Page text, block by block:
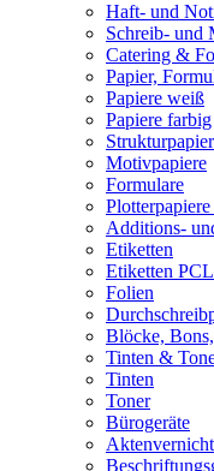
Haft- und
Schreib- und
Catering &
Papier,
Papiere weiß
Papiere farbig
Motivpapiere
Formulare
Additions-
Etiketten
Etiketten
Folien
Blöcke,
Tinten &
Tinten
Toner
Bürogeräte